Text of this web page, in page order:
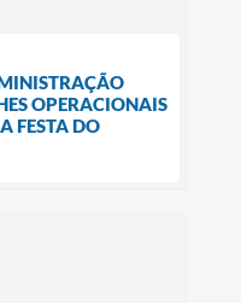
OPERACIONAIS
FESTA DO